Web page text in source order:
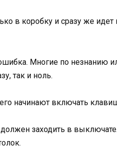
в коробку и сразу же идет
Многие по незнанию
так и ноль.
начинают включать
заходить в